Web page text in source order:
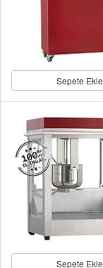
Sepete Ekle
Sepete Ekle